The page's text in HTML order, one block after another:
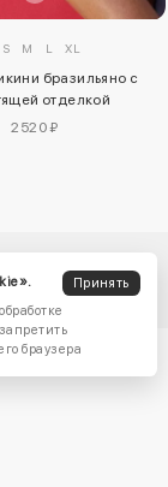
S M L XL
бразильяно с
отделкой
2520 ₽
Принять
браузера